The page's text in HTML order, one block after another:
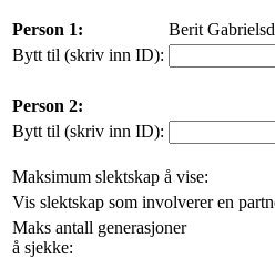
Person 1:
Berit
Bytt til (skriv inn ID):
Person 2:
Bytt til (skriv inn ID):
Maksimum slektskap å vise:
Vis slektskap som involverer en
Maks antall generasjoner
å sjekke: